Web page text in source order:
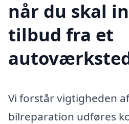
når du skal
tilbud fra et
Vi forstår vigtigheden
bilreparation udføres